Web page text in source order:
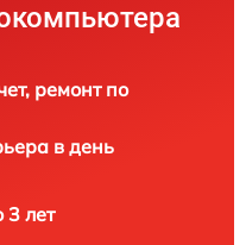
ремонт по
в день
3 лет